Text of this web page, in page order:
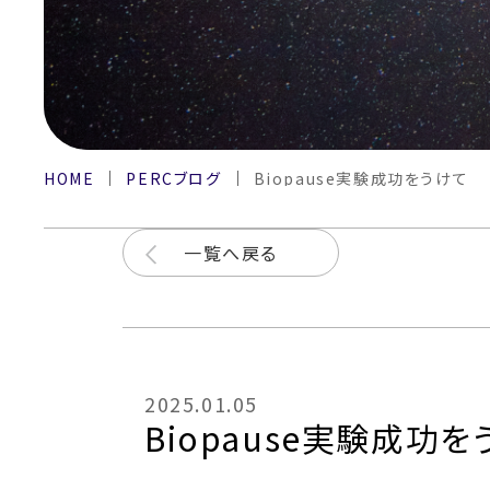
HOME PERCブログ Biopause実験成功をうけて
一覧へ戻る
2025.01.05
Biopause実験成功を